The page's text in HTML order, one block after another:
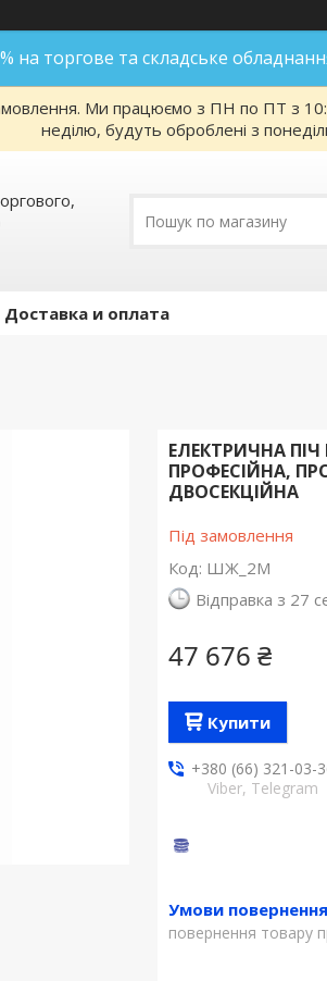
на торгове та складське
Ми працюємо з ПН по ПТ з
неділю, будуть оброблені з
Доставка и оплата
ЕЛЕКТРИЧНА
ПРОФЕСІЙНА,
ДВОСЕКЦІЙНА
Під замовлення
Код: ШЖ_2М
Відправка з 27
47 676 ₴
Купити
+380 (66) 321-03-
Viber, Telegram
повернення товару